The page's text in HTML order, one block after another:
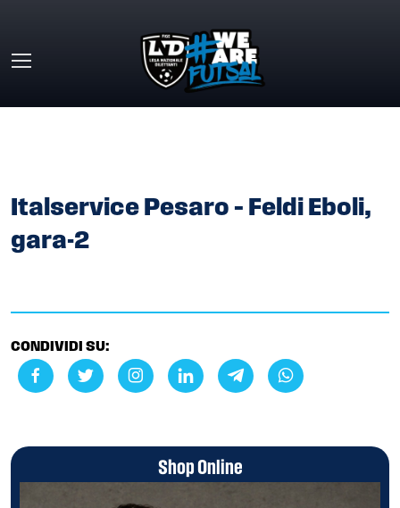
Italservice Pesaro – Feldi Eboli,
gara-2
CONDIVIDI SU:
Shop Online